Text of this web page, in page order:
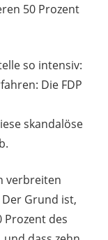
50 Prozent
so intensiv:
Die FDP
skandalöse
verbreiten
Grund ist,
Prozent des